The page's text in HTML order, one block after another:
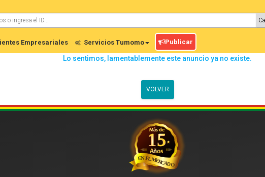
Empresariales Servicios Tumomo Publicar
Lo sentimos, lamentablemente este anuncio ya no existe.
VOLVER